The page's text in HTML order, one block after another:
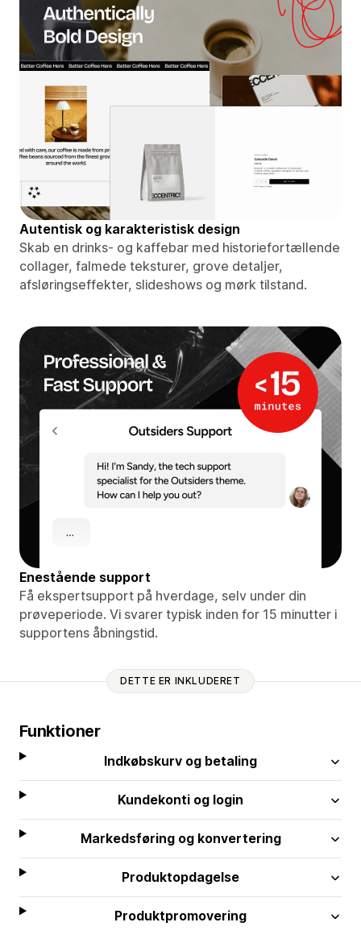
Autentisk og karakteristisk design
Skab en drinks- og kaffebar med historiefortællende
collager, falmede teksturer, grove detaljer,
afsløringseffekter, slideshows og mørk tilstand.
Enestående support
Få ekspertsupport på hverdage, selv under din
prøveperiode. Vi svarer typisk inden for 15 minutter i
supportens åbningstid.
DETTE ER INKLUDERET
Funktioner
Indkøbskurv og betaling
Kundekonti og login
Markedsføring og konvertering
Produktopdagelse
Produktpromovering